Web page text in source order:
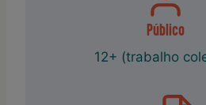
Público
12+ (trabalho